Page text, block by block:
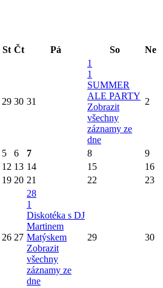
St Čt Pá So Ne
29 30 31
1
1
SUMMER
ALE PARTY
Zobrazit
všechny
záznamy ze
dne
2
5 6 7 8
9
12 13 14 15
16
19 20 21 22 23
26 27
28
1
Diskotéka s DJ
Martinem
Matýskem
Zobrazit
všechny
záznamy ze
dne
29 30